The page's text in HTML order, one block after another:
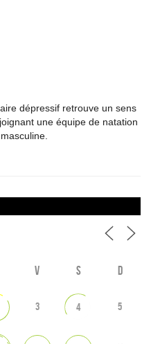
dépressif retrouve un sens
une équipe de natation
V S D
3 4 5